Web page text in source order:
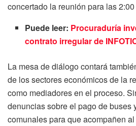
concertado la reunión para las
Puede leer: Procuraduría
contrato irregular de
La mesa de diálogo contará
de los sectores económicos de la
como mediadores en el proceso.
denuncias sobre el pago de buses
comunales para que acompañen